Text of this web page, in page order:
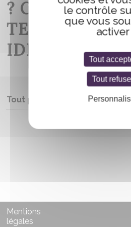
? COMMENT
TEXTE RÉDUIT
IDÉES.
Tout public
Mentions
légales
le contrôle
que vous
activer
Tout
Tout